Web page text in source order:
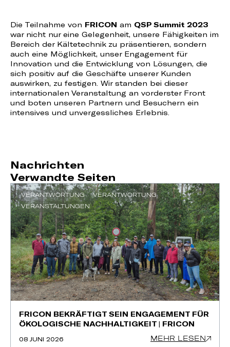
Die Teilnahme von FRICON am QSP Summit 2023
war nicht nur eine Gelegenheit, unsere Fähigkeiten im
Bereich der Kältetechnik zu präsentieren, sondern
auch eine Möglichkeit, unser Engagement für
Innovation und die Entwicklung von Lösungen, die
sich positiv auf die Geschäfte unserer Kunden
auswirken, zu festigen. Wir standen bei dieser
internationalen Veranstaltung an vorderster Front
und boten unseren Partnern und Besuchern ein
intensives und unvergessliches Erlebnis.
Nachrichten
Verwandte Seiten
VERANTWORTUNG
VERANTWORTUNG
VERANSTALTUNGEN
FRICON BEKRÄFTIGT SEIN ENGAGEMENT FÜR
ÖKOLOGISCHE NACHHALTIGKEIT | FRICON
08 JUNI 2026 MEHR LESEN